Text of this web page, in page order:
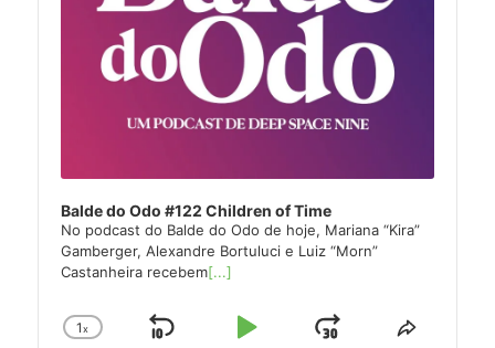
Balde do Odo #122 Children of Time
No podcast do Balde do Odo de hoje, Mariana “Kira”
Gamberger, Alexandre Bortuluci e Luiz “Morn”
Castanheira recebem[...]
Change
1x
Share